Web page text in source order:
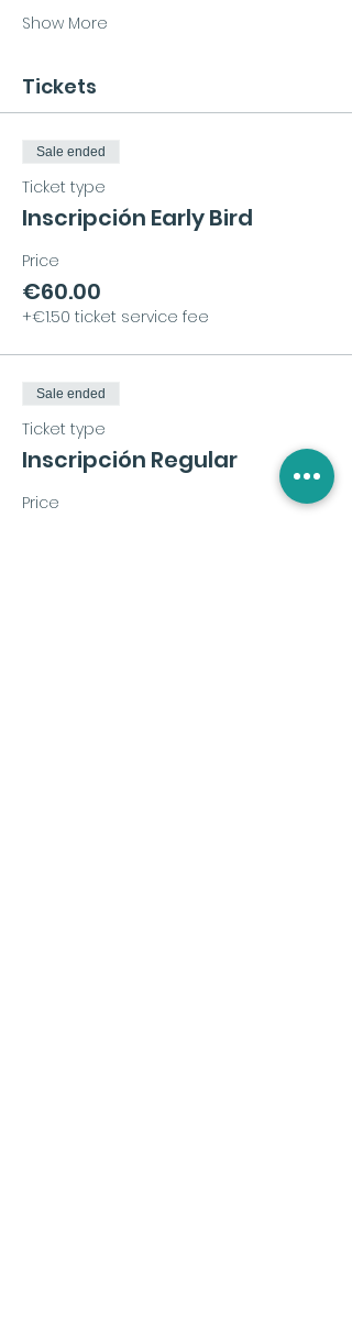
Show More
Tickets
Sale ended
Ticket type
Inscripción Early Bird
Price
€60.00
+€1.50 ticket service fee
Sale ended
Ticket type
Inscripción Regular
Price